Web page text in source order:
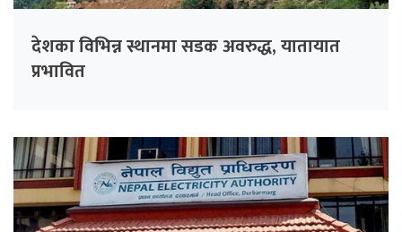
देशका विभिन्न स्थानमा सडक अवरुद्ध, यातायात
प्रभावित